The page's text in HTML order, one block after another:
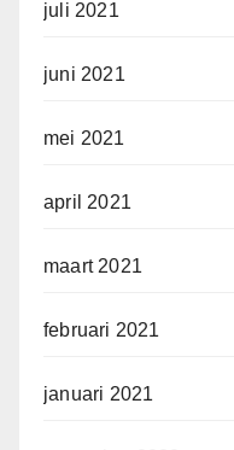
juli 2021
juni 2021
mei 2021
april 2021
maart 2021
februari 2021
januari 2021